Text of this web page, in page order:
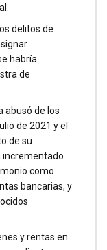
delitos de
habría
de
abusó de los
de 2021 y el
de su
incrementado
como
bancarias, y
y rentas en